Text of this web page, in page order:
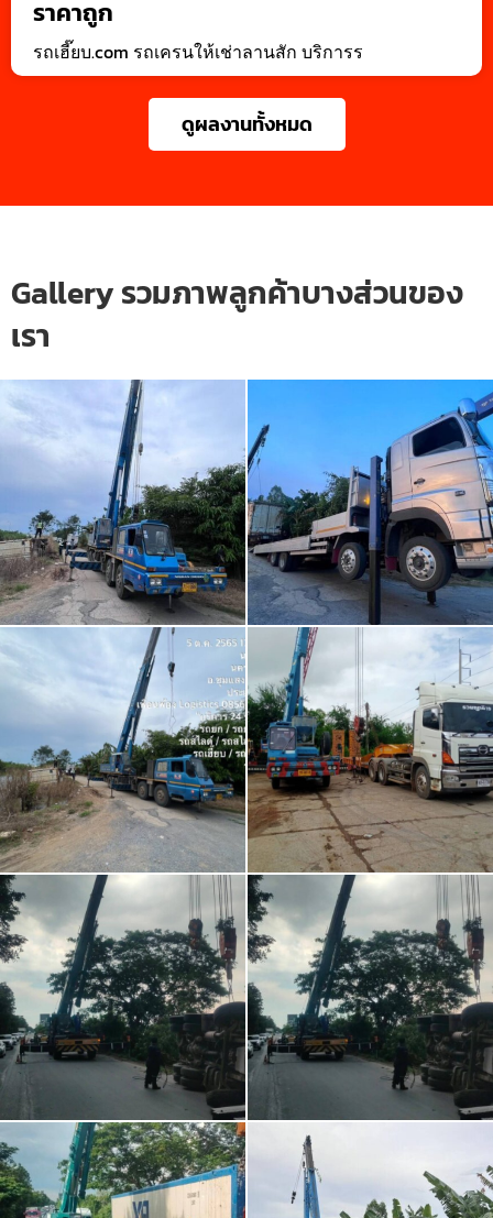
ราคาถูก
รถเฮี๊ยบ.com รถเครนให้เช่าลานสัก บริการร
ดูผลงานทั้งหมด
Gallery รวมภาพลูกค้าบางส่วนของ
เรา